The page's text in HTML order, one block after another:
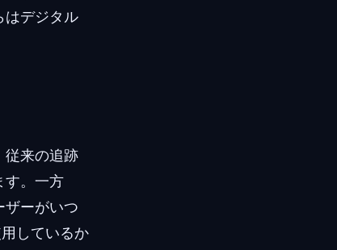
はデジタル
従来の追跡
す。一方
ザーがいつ
しているか